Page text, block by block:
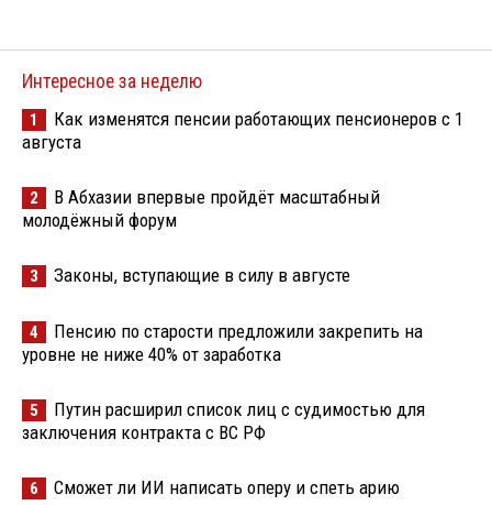
Интересное за неделю
1
Как изменятся пенсии работающих пенсионеров с 1
августа
2
В Абхазии впервые пройдёт масштабный
молодёжный форум
3 Законы, вступающие в силу в августе
4
Пенсию по старости предложили закрепить на
уровне не ниже 40% от заработка
5
Путин расширил список лиц с судимостью для
заключения контракта с ВС РФ
6 Сможет ли ИИ написать оперу и спеть арию